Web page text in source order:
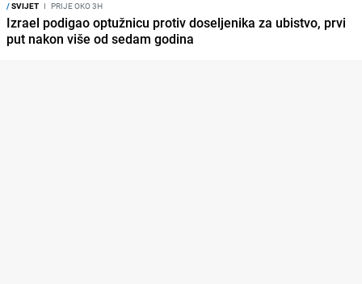
/SVIJET I PRIJE OKO 3H
Izrael podigao optužnicu protiv doseljenika za ubistvo, prvi
put nakon više od sedam godina